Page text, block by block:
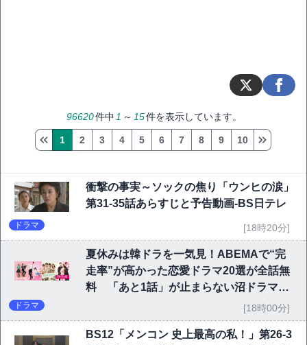
96620件中 1 ～ 15件を表示しています。
1 2 3 4 5 6 7 8 9 10
衝撃の事実～ソックの焦り「ウンヒの涙」
第31-35話あらすじと予告動画-BS日テレ
ドラマ [18時20分]
夏休みは韓ドラを一気見！ABEMAで“完
走率”が高かった恋愛ドラマ20選が全話無
料 「あと1話」が止まらない沼ドラマを
ドラマ [18時00分]
BS12「メンコン 史上最高の私！」第26-3